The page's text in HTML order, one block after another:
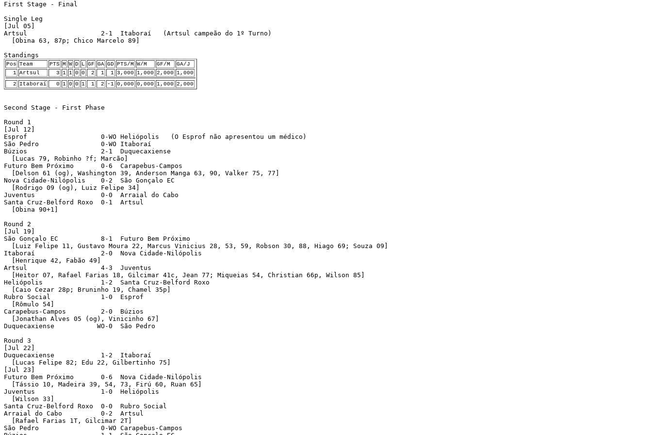
First Stage - Final
Single Leg
[Jul 05]
Artsul                   2-1  Itaboraí   (Artsul campeão do 1º Turno)
  [Obina 63, 87p; Chico Marcelo 89]
Pos Team PTS M W D L GF GA GD PTS/M W/M GF/M
GA/J
1 Artsul 3 1 1 0 0 2 1 1 3,000 1,000 2,000 1,000
2
Itaboraí 0 1 0 0 1 1 2 -1 0,000 0,000 1,000 2,000
Second Stage - First Phase
Round 1
[Jul 12]
Esprof                   0-WO Heliópolis   (O Esprof não apresentou um médico)
São Pedro                0-WO Itaboraí
Búzios                   2-1  Duquecaxiense
  [Lucas 79, Robinho ?f; Marcão]
Futuro Bem Próximo       0-6  Carapebus-Campos
  [Delson 61 (og), Washington 39, Anderson Manga 63, 90, Valker 75, 77]
Nova Cidade-Nilópolis    0-2  São Gonçalo EC
  [Rodrigo 09 (og), Luiz Felipe 34]
Juventus                 0-0  Arraial do Cabo
Santa Cruz-Belford Roxo  0-1  Artsul
  [Obina 90+1]
Round 2
[Jul 19]
São Gonçalo EC           8-1  Futuro Bem Próximo
  [Luiz Felipe 11, Gustavo Moura 22, Marcus Vinicius 28, 53, 59, Robson 30, 88, Hiago 69; Souza 09]
Itaboraí                 2-0  Nova Cidade-Nilópolis
  [Henrique 42, Fabão 49]
Artsul                   4-3  Juventus
  [Heitor 07, Rafael Farias 18, Gilcimar 41c, Jean 77; Miqueias 54, Christian 66p, Wilson 85]
Heliópolis               1-2  Santa Cruz-Belford Roxo
  [Caio Cezar 28p; Bruninho 19, Chamel 35p]
Rubro Social             1-0  Esprof
  [Rômulo 54]
Carapebus-Campos         2-0  Búzios
  [Jonathan Alves 05 (og), Vinicinho 67]
Duquecaxiense           WO-0  São Pedro
Round 3
[Jul 22]
Duquecaxiense            1-2  Itaboraí
  [Lucas Felipe 82; Edu 22, Gilbertinho 75]
[Jul 23]
Futuro Bem Próximo       0-6  Nova Cidade-Nilópolis
  [Tássio 10, Madeira 39, 54, 73, Firú 60, Ruan 65]
Juventus                 1-0  Heliópolis
  [Wilson 33]
Santa Cruz-Belford Roxo  0-0  Rubro Social
Arraial do Cabo          0-2  Artsul
  [Rafael Farias 1T, Gilcimar 2T]
São Pedro                0-WO Carapebus-Campos